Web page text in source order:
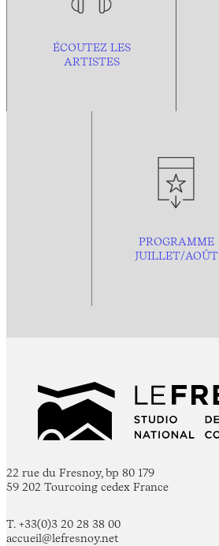
ÉCOUTEZ LES
ARTISTES
PROGRAMME
JUILLET/AOÛT
22 rue du Fresnoy, bp 80 179
59 202 Tourcoing cedex France
T. +33(0)3 20 28 38 00
accueil@lefresnoy.net